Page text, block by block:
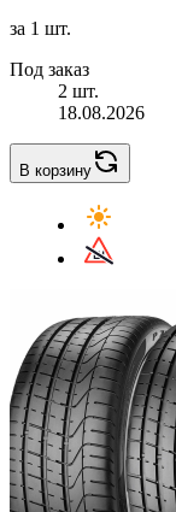
за 1 шт.
Под заказ
2 шт.
18.08.2026
В корзину